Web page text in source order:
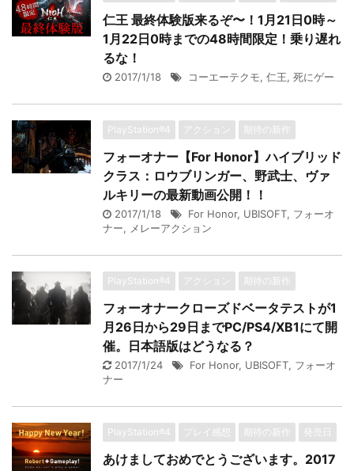
仁王 最終体験版来るぞ〜！1月21日0時～
1月22日0時までの48時間限定！乗り遅れ
るな！
2017/1/18 コーエーテクモ, 仁王, 死にゲー
PlayStation®4 アクション 期待の新作
フォーオナー【For Honor】ハイブリッド
クラス：ロウブリンガー、野武士、ヴァ
ルキリーの最新動画公開！！
2017/1/18 For Honor, UBISOFT, フォーオ
ナー, メレーアクション
PlayStation®4 アクション 期待の新作
フォーオナークローズドベータテストが1
月26日から29日までPC/PS4/XB1にて開
催。日本語版はどうなる？
2017/1/24 For Honor, UBISOFT, フォーオ
ナー
PlayStation®4 プレイ感想 期待の新作 発売日
あけましておめでとうございます。2017